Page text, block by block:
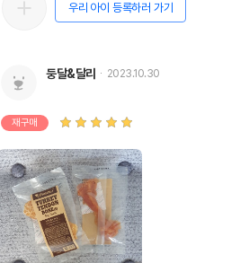
우리 아이 등록하러 가기
둥달&달리 2023.10.30
재구매